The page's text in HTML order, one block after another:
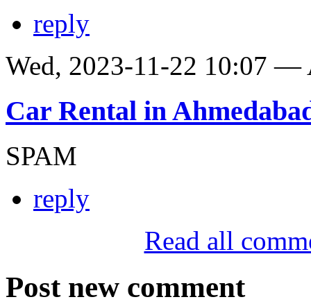
reply
Wed, 2023-11-22 10:07 —
Car Rental in
SPAM
reply
Read all
Post new comment